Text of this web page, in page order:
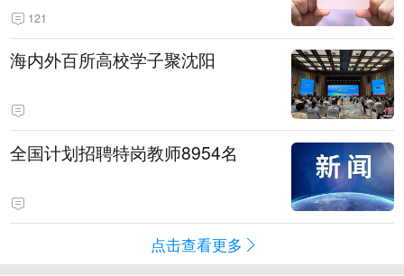
121
海内外百所高校学子聚沈阳
全国计划招聘特岗教师8954名
点击查看更多